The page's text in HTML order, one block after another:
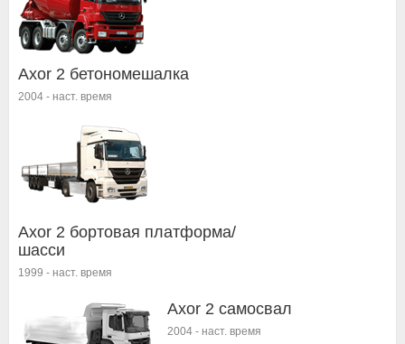
Axor 2 бетономешалка
2004 - наст. время
Axor 2 бортовая платформа/
шасси
1999 - наст. время
Axor 2 самосвал
2004 - наст. время